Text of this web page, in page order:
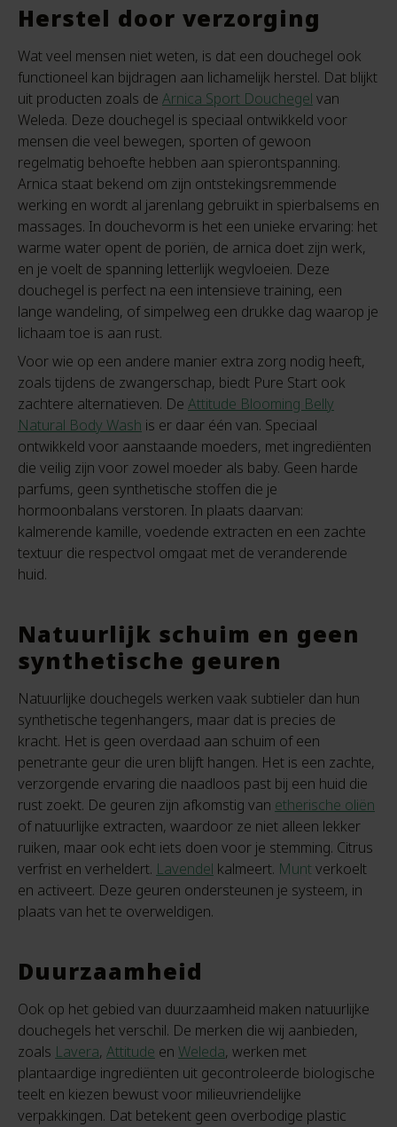
Herstel door verzorging
Wat veel mensen niet weten, is dat een douchegel ook
functioneel kan bijdragen aan lichamelijk herstel. Dat blijkt
uit producten zoals de Arnica Sport Douchegel van
Weleda. Deze douchegel is speciaal ontwikkeld voor
mensen die veel bewegen, sporten of gewoon
regelmatig behoefte hebben aan spierontspanning.
Arnica staat bekend om zijn ontstekingsremmende
werking en wordt al jarenlang gebruikt in spierbalsems en
massages. In douchevorm is het een unieke ervaring: het
warme water opent de poriën, de arnica doet zijn werk,
en je voelt de spanning letterlijk wegvloeien. Deze
douchegel is perfect na een intensieve training, een
lange wandeling, of simpelweg een drukke dag waarop je
lichaam toe is aan rust.
Voor wie op een andere manier extra zorg nodig heeft,
zoals tijdens de zwangerschap, biedt Pure Start ook
zachtere alternatieven. De Attitude Blooming Belly
Natural Body Wash is er daar één van. Speciaal
ontwikkeld voor aanstaande moeders, met ingrediënten
die veilig zijn voor zowel moeder als baby. Geen harde
parfums, geen synthetische stoffen die je
hormoonbalans verstoren. In plaats daarvan:
kalmerende kamille, voedende extracten en een zachte
textuur die respectvol omgaat met de veranderende
huid.
Natuurlijk schuim en geen
synthetische geuren
Natuurlijke douchegels werken vaak subtieler dan hun
synthetische tegenhangers, maar dat is precies de
kracht. Het is geen overdaad aan schuim of een
penetrante geur die uren blijft hangen. Het is een zachte,
verzorgende ervaring die naadloos past bij een huid die
rust zoekt. De geuren zijn afkomstig van etherische oliën
of natuurlijke extracten, waardoor ze niet alleen lekker
ruiken, maar ook echt iets doen voor je stemming. Citrus
verfrist en verheldert. Lavendel kalmeert. Muntverkoelt
en activeert. Deze geuren ondersteunen je systeem, in
plaats van het te overweldigen.
Duurzaamheid
Ook op het gebied van duurzaamheid maken natuurlijke
douchegels het verschil. De merken die wij aanbieden,
zoals Lavera, Attitude en Weleda, werken met
plantaardige ingrediënten uit gecontroleerde biologische
teelt en kiezen bewust voor milieuvriendelijke
verpakkingen. Dat betekent geen overbodige plastic